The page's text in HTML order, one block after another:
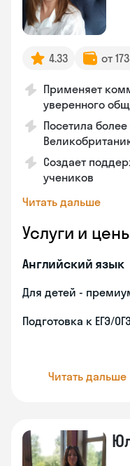
4.33 от
Применяет
уверенного
Посетила
Создает
учеников
Читать дальше
Услуги и
Английский язык
Для детей -
Подготовка к ЕГЭ/
Читать дальше